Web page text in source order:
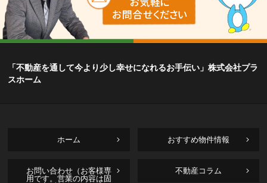
「不動産を通して今より少し幸せになれるお手伝い」株式会社プラ
スホーム
ホーム おすすめ物件情報
お問い合わせ（お客様専
用です。営業の内容は固
不動産コラム